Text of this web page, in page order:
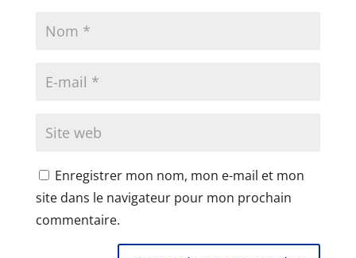
Enregistrer mon nom, mon e-mail et mon
site dans le navigateur pour mon prochain
commentaire.